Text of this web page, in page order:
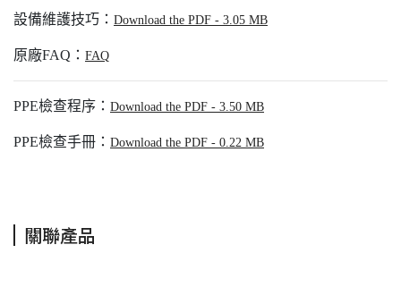
設備維護技巧： Download the PDF - 3.05 MB
原廠FAQ： FAQ
PPE檢查程序： Download the PDF - 3.50 MB
PPE檢查手冊： Download the PDF - 0.22 MB
關聯產品